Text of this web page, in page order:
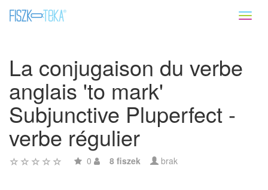
La conjugaison du verbe
anglais 'to mark'
Subjunctive Pluperfect -
verbe régulier
0 8 fiszek brak